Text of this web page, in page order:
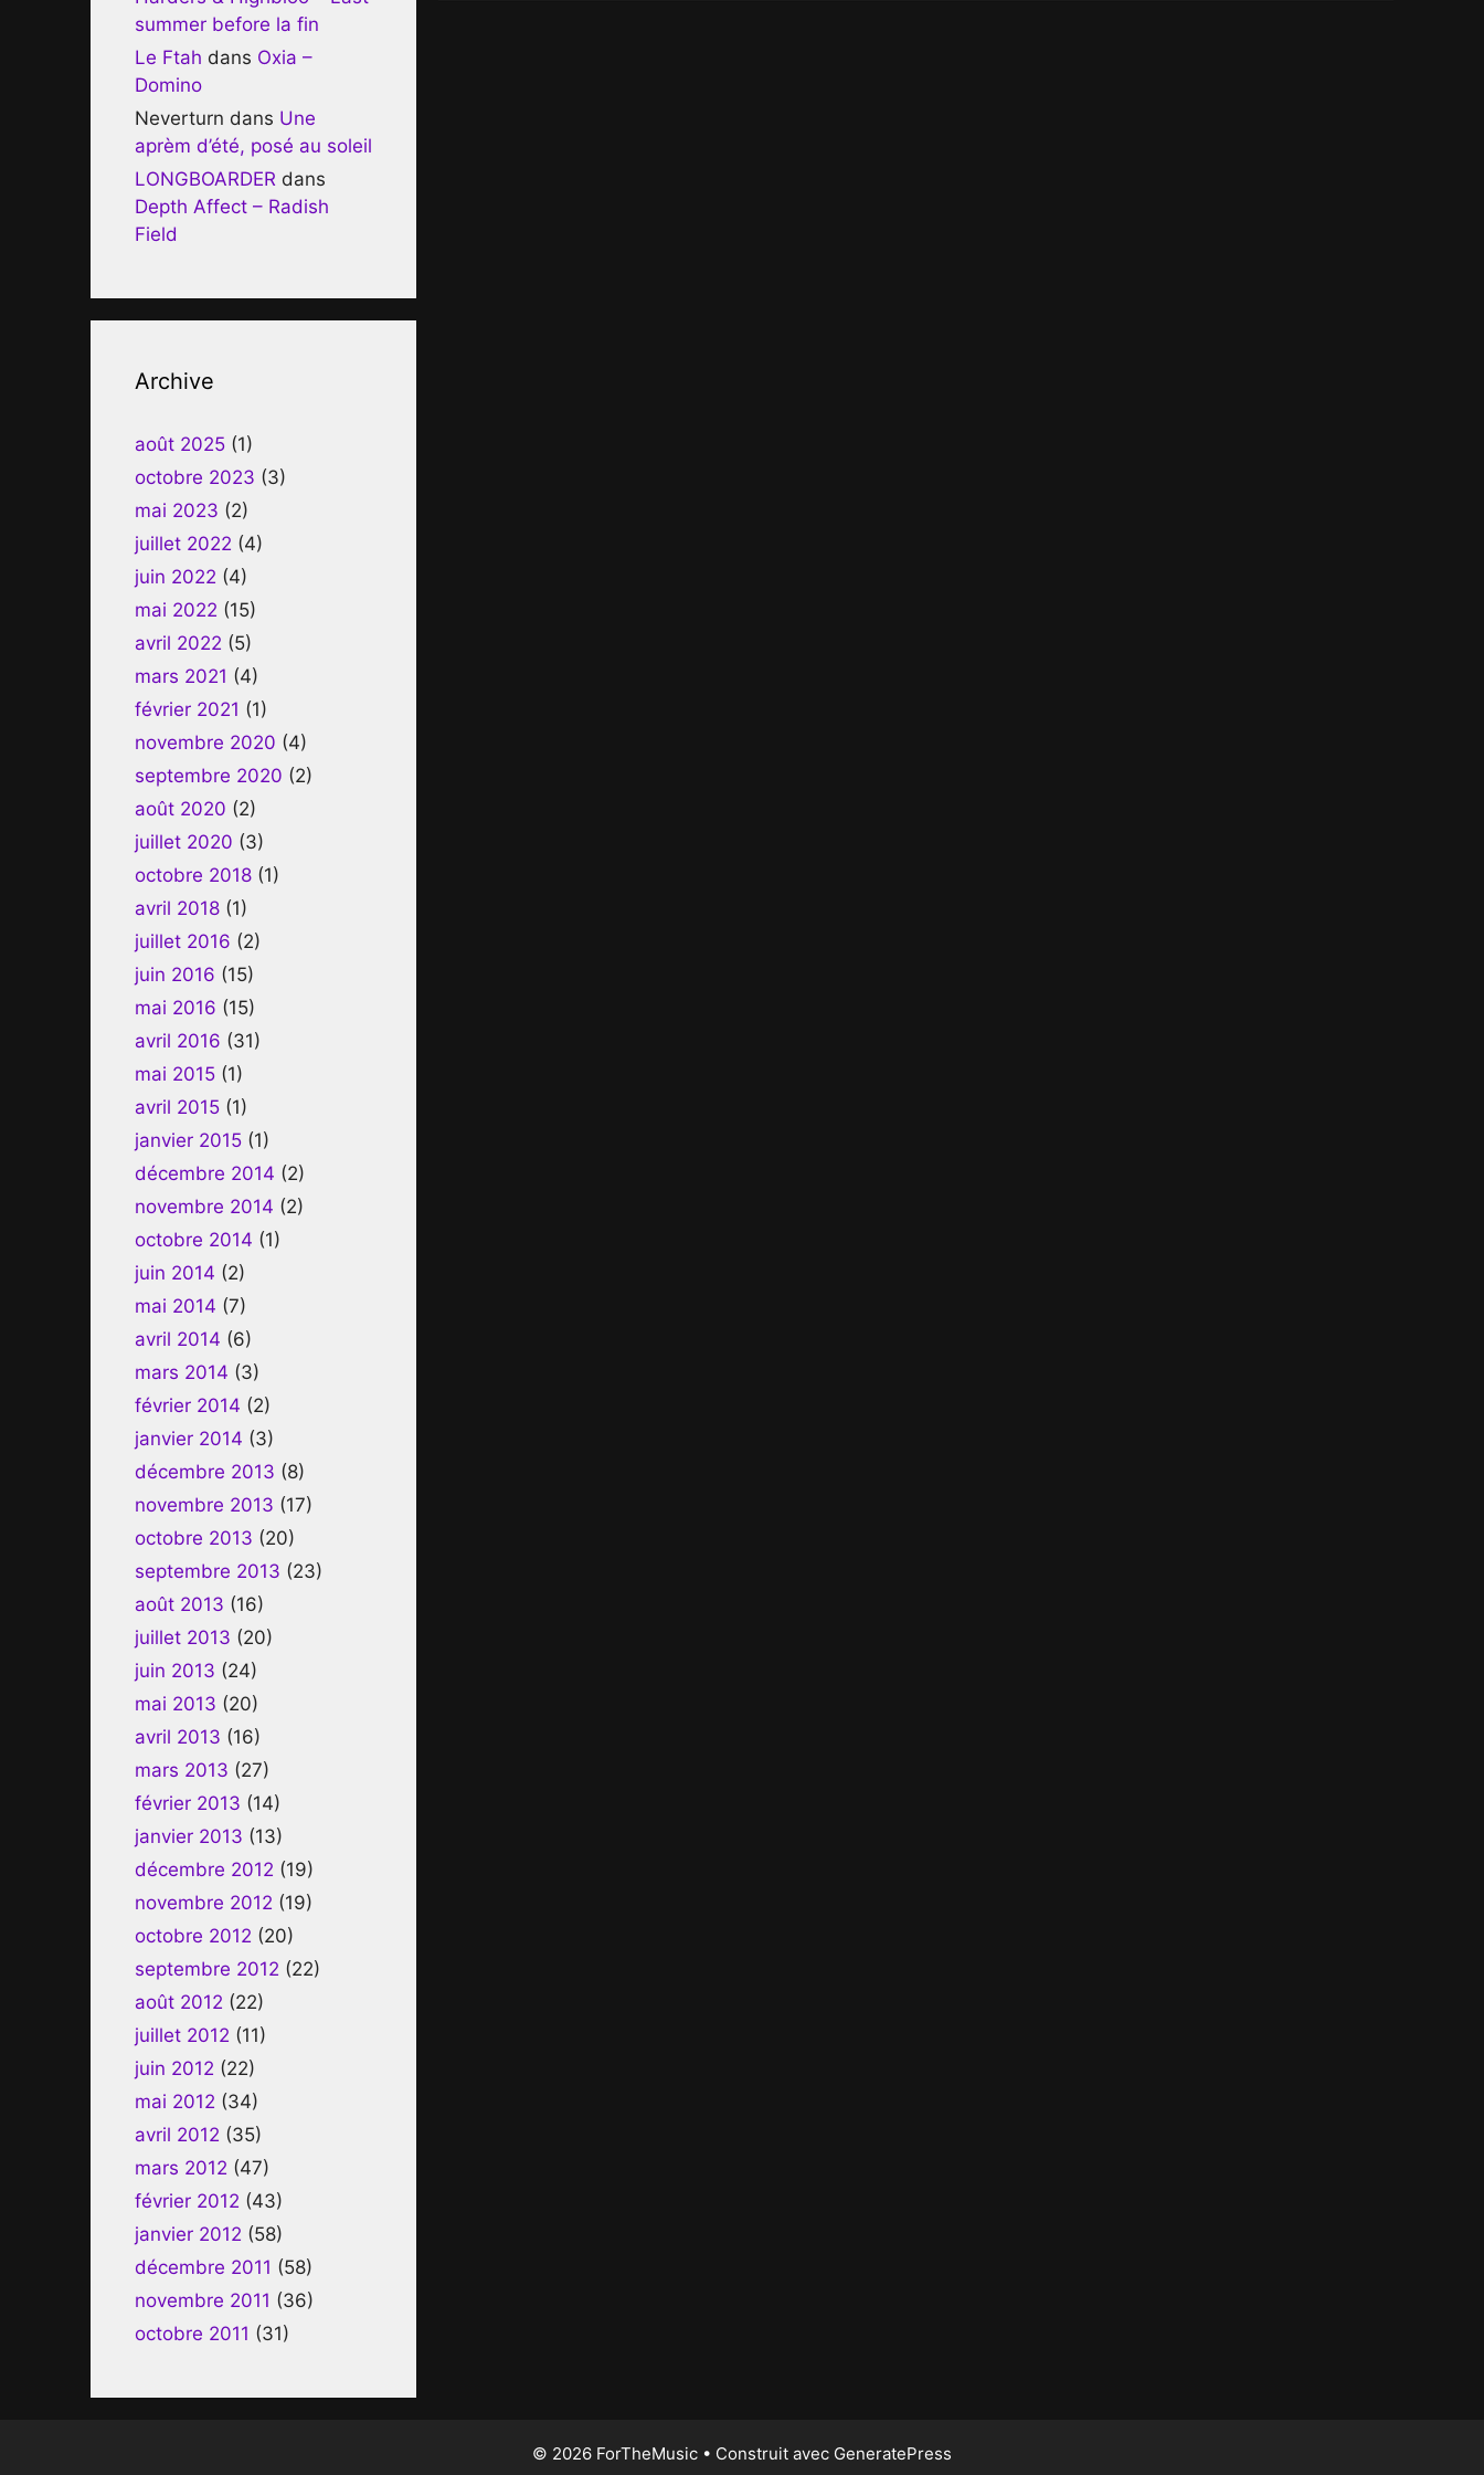
summer before la fin
Le Ftah dans Oxia –
Domino
Neverturn dans Une
aprèm d’été, posé au soleil
LONGBOARDER dans
Depth Affect – Radish
Field
Archive
août 2025 (1)
octobre 2023 (3)
mai 2023 (2)
juillet 2022 (4)
juin 2022 (4)
mai 2022 (15)
avril 2022 (5)
mars 2021 (4)
février 2021 (1)
novembre 2020 (4)
septembre 2020 (2)
août 2020 (2)
juillet 2020 (3)
octobre 2018 (1)
avril 2018 (1)
juillet 2016 (2)
juin 2016 (15)
mai 2016 (15)
avril 2016 (31)
mai 2015 (1)
avril 2015 (1)
janvier 2015 (1)
décembre 2014 (2)
novembre 2014 (2)
octobre 2014 (1)
juin 2014 (2)
mai 2014 (7)
avril 2014 (6)
mars 2014 (3)
février 2014 (2)
janvier 2014 (3)
décembre 2013 (8)
novembre 2013 (17)
octobre 2013 (20)
septembre 2013 (23)
août 2013 (16)
juillet 2013 (20)
juin 2013 (24)
mai 2013 (20)
avril 2013 (16)
mars 2013 (27)
février 2013 (14)
janvier 2013 (13)
décembre 2012 (19)
novembre 2012 (19)
octobre 2012 (20)
septembre 2012 (22)
août 2012 (22)
juillet 2012 (11)
juin 2012 (22)
mai 2012 (34)
avril 2012 (35)
mars 2012 (47)
février 2012 (43)
janvier 2012 (58)
décembre 2011 (58)
novembre 2011 (36)
octobre 2011 (31)
© 2026 ForTheMusic • Construit avec GeneratePress